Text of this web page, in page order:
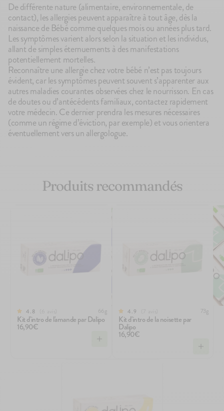
De différente nature (alimentaire, environnementale, de
contact), les allergies peuvent apparaître à tout âge, dès la
naissance de Bébé comme quelques mois ou années plus tard.
Les symptômes varient alors selon la situation et les individus,
allant de simples éternuements à des manifestations
potentiellement mortelles.
Reconnaître une allergie chez votre bébé n’est pas toujours
évident, car les symptômes peuvent souvent s’apparenter aux
autres maladies courantes observées chez le nourrisson. En cas
de doutes ou d’antécédents familiaux, contactez rapidement
votre médecin. Ce dernier prendra les mesures nécessaires
(comme un régime d’éviction, par exemple) et vous orientera
éventuellement vers un allergologue.
Produits recommandés
4.8 66g
Kit d'intro de l'amande par Dalipo
16,90€
4.9 73g
Kit d'intro de la noisette par
Dalipo
16,90€